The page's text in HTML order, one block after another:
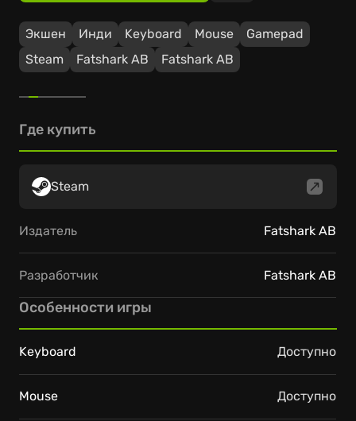
Экшен Инди Keyboard Mouse
Gamepad
Steam
Fatshark AB Fatshark AB
Где купить
Steam
Издатель Fatshark AB
Разработчик Fatshark AB
Особенности игры
Keyboard Доступно
Mouse Доступно